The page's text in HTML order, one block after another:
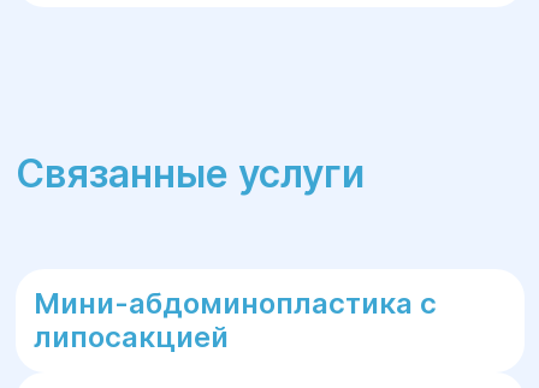
Связанные услуги
Мини-абдоминопластика с
липосакцией